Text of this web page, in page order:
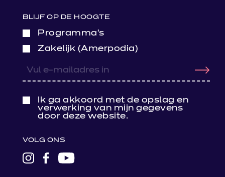
BLIJF OP DE HOOGTE
Programma’s
Zakelijk (Amerpodia)
Ik ga akkoord met de opslag en
verwerking van mijn gegevens
door deze website.
VOLG ONS
LINK
LINKLINK